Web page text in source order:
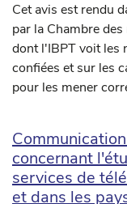
Cet avis est rendu
par la Chambre
dont l'IBPT voit les
confiées et sur les
pour les mener
concernant
services de
et dans les